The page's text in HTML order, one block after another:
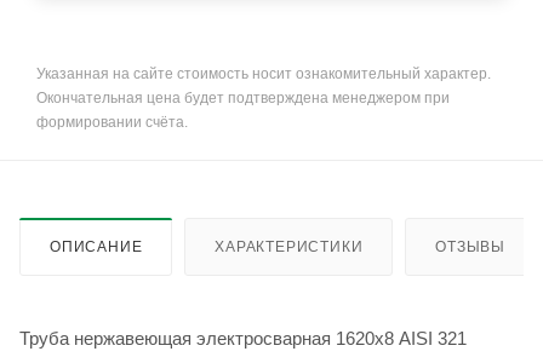
Указанная на сайте стоимость носит ознакомительный характер.
Окончательная цена будет подтверждена менеджером при
формировании счёта.
ОПИСАНИЕ ХАРАКТЕРИСТИКИ ОТЗЫВЫ
Труба нержавеющая электросварная 1620х8 AISI 321